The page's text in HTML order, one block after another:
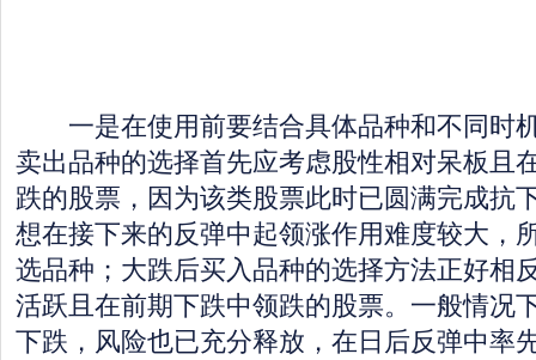
一是在使用前要结合具体品种和不同时
卖出品种的选择首先应考虑股性相对呆板且
跌的股票，因为该类股票此时已圆满完成抗
想在接下来的反弹中起领涨作用难度较大，
选品种；大跌后买入品种的选择方法正好相
活跃且在前期下跌中领跌的股票。一般情况
下跌，风险也已充分释放，在日后反弹中率